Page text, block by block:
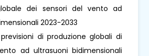
dei sensori del vento ad
2023-2033
di produzione globali di
ad ultrasuoni bidimensionali